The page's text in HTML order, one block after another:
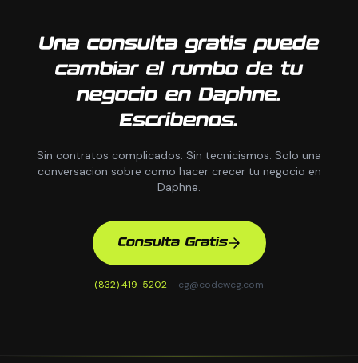
Una consulta gratis puede
cambiar el rumbo de tu
negocio en Daphne.
Escribenos.
Sin contratos complicados. Sin tecnicismos. Solo una
conversacion sobre como hacer crecer tu negocio en
Daphne.
Consulta Gratis
(832) 419-5202 · cg@codewcg.com